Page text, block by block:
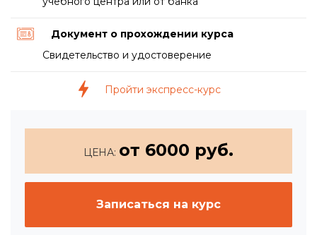
Документ о прохождении курса
Свидетельство и удостоверение
Пройти экспресс-курс
ЦЕНА: от 6000 руб.
Записаться на курс